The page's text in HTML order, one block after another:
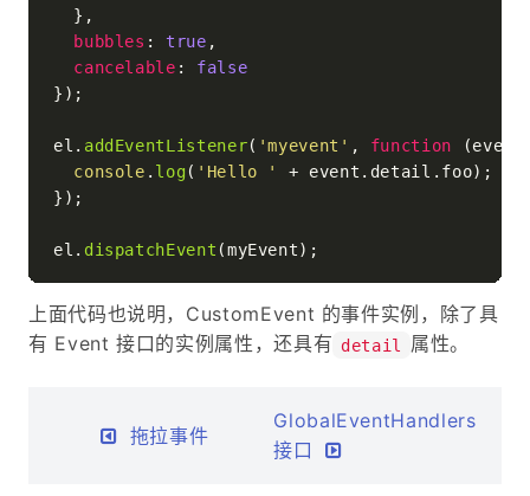
  },
bubbles : true ,
cancelable : false
});
el. addEventListener( 'myevent' , function (event
console . log( 'Hello ' + event. detail . foo);
});
el. dispatchEvent
上面代码也说明，CustomEvent 的事件实例，除了具
有 Event 接口的实例属性，还具有 detail 属性。
拖拉事件
GlobalEventHandlers
接口